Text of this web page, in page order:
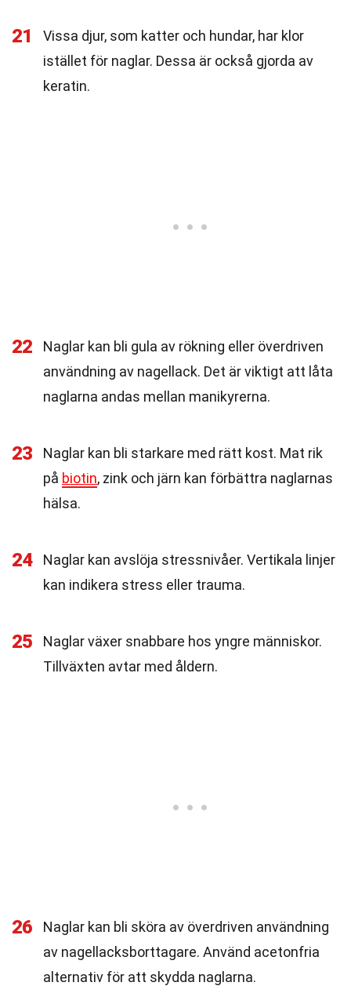
21
Vissa djur, som katter och hundar, har klor
istället för naglar. Dessa är också gjorda av
keratin.
22
Naglar kan bli gula av rökning eller överdriven
användning av nagellack. Det är viktigt att låta
naglarna andas mellan manikyrerna.
23
Naglar kan bli starkare med rätt kost. Mat rik
på biotin, zink och järn kan förbättra naglarnas
hälsa.
24
Naglar kan avslöja stressnivåer. Vertikala linjer
kan indikera stress eller trauma.
25
Naglar växer snabbare hos yngre människor.
Tillväxten avtar med åldern.
26
Naglar kan bli sköra av överdriven användning
av nagellacksborttagare. Använd acetonfria
alternativ för att skydda naglarna.